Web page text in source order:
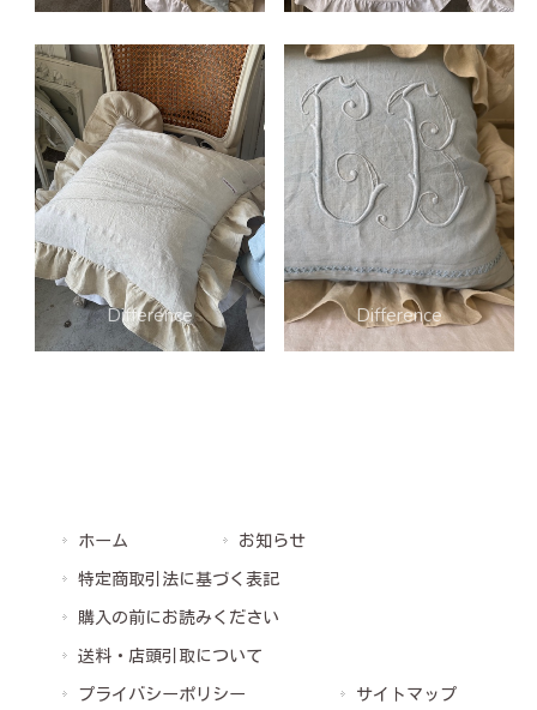
ホーム
お知らせ
特定商取引法に基づく表記
購入の前にお読みください
送料・店頭引取について
プライバシーポリシー
サイトマップ